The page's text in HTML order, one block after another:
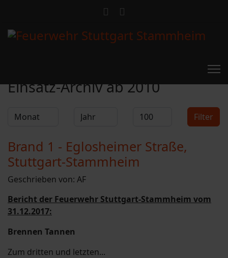
Einsatz-Archiv ab 2010
Filter
Monat Jahr Anzeige # Filter
Brand 1 - Eglosheimer Straße,
Stuttgart-Stammheim
Geschrieben von: AF
Bericht der Feuerwehr Stuttgart-Stammheim vom
31.12.2017:
Brennen Tannen
Zum dritten und letzten...